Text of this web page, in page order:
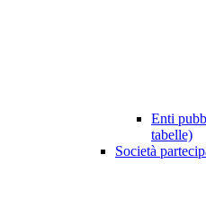
Enti
tabelle)
Società